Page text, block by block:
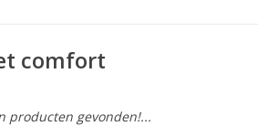
comfort
producten gevonden!...